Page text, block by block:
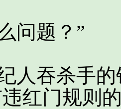
题？”
吞杀手的
红门规则